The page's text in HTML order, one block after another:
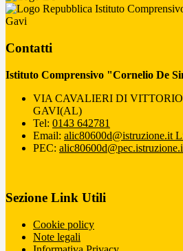
Istituto
Gavi
Contatti
Istituto Comprensivo "Cornelio De
VIA CAVALIERI DI VITTORIO
GAVI(AL)
Tel: 0143 642781
Email: alic80600d@istruzione.it
PEC:
Sezione Link Utili
Cookie policy
Note legali